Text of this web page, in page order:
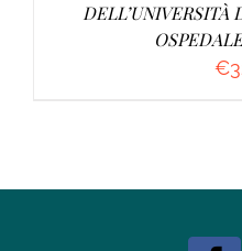
DELL’UNIVERSITÀ
€